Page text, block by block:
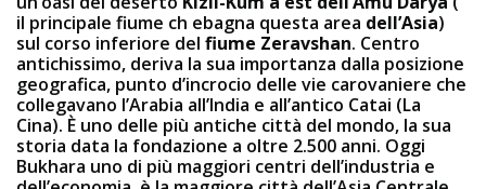
il principale fiume ch ebagna questa area dell’Asia)
sul corso inferiore del fiume Zeravshan. Centro
antichissimo, deriva la sua importanza dalla posizione
geografica, punto d’incrocio delle vie carovaniere che
collegavano l’Arabia all’India e all’antico Catai (La
Cina). È uno delle più antiche città del mondo, la sua
storia data la fondazione a oltre 2.500 anni. Oggi
Bukhara uno di più maggiori centri dell’industria e